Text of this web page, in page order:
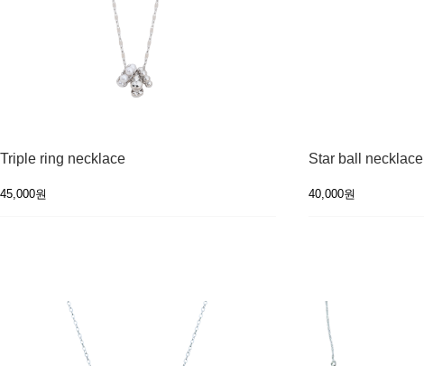
Triple ring necklace
45,000원
Star ball necklace
40,000원